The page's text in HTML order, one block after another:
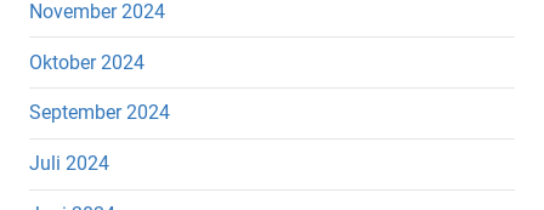
November 2024
Oktober 2024
September 2024
Juli 2024